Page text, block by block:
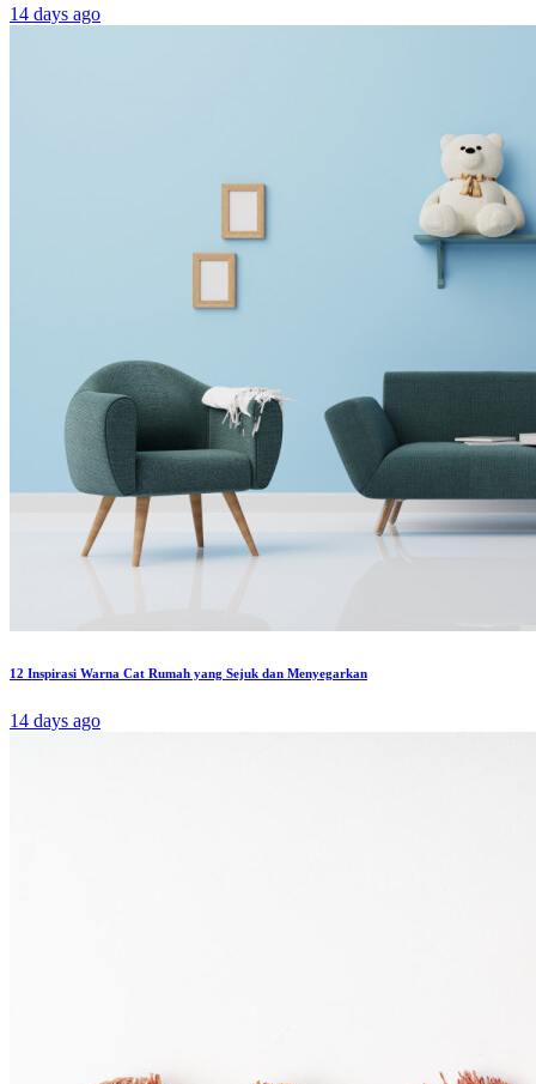
14 days ago
12 Inspirasi Warna Cat Rumah yang Sejuk dan Menyegarkan
14 days ago